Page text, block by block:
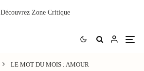
Découvrez Zone Critique
LE MOT DU MOIS : AMOUR